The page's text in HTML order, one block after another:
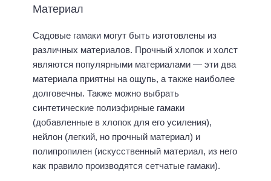
Материал
Садовые гамаки могут быть изготовлены из
различных материалов. Прочный хлопок и холст
являются популярными материалами — эти два
материала приятны на ощупь, а также наиболее
долговечны. Также можно выбрать
синтетические полиэфирные гамаки
(добавленные в хлопок для его усиления),
нейлон (легкий, но прочный материал) и
полипропилен (искусственный материал, из него
как правило производятся сетчатые гамаки).